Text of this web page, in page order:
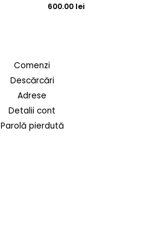
600.00 lei
Comenzi
Descărcări
Adrese
Detalii cont
Parolă pierdută